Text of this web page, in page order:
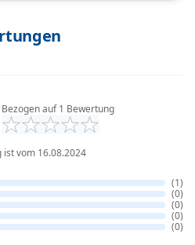
Bezogen auf1 Bewertung
ist vom 16.08.2024
(1)
(0)
(0)
(0)
(0)